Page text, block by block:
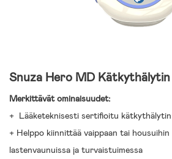
Snuza Hero MD Kätkythälytin
Merkittävät ominaisuudet:
+ Lääketeknisesti sertifioitu kätkythälytin
+ Helppo kiinnittää vaippaan tai
lastenvaunuissa ja turvaistuimessa